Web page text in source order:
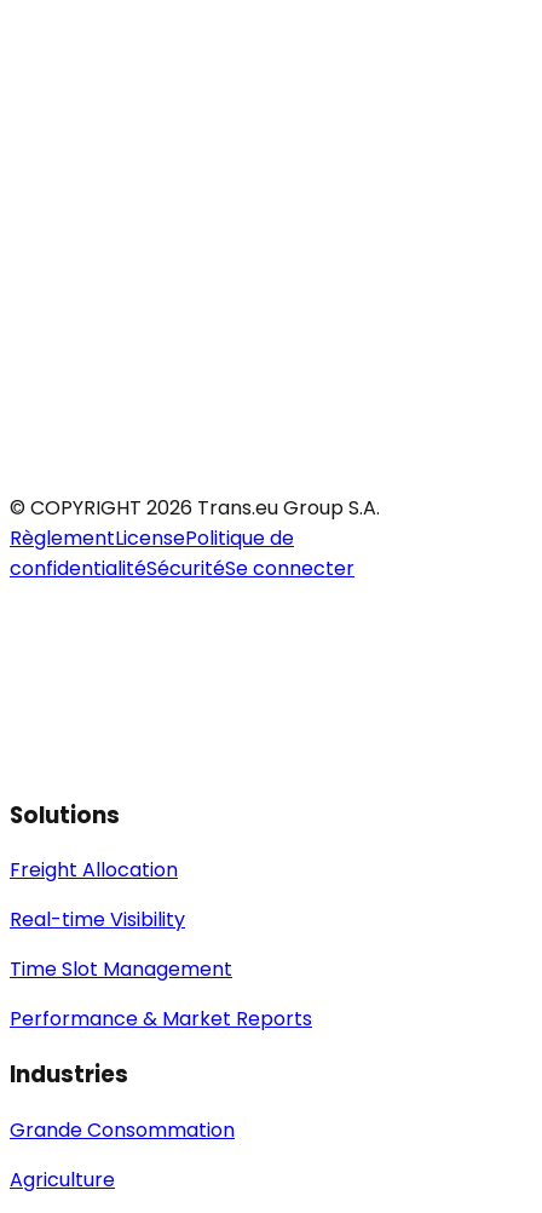
© COPYRIGHT 2026 Trans.eu Group S.A.
RèglementLicensePolitique de
confidentialitéSécuritéSe connecter
Solutions
Freight Allocation
Real-time Visibility
Time Slot Management
Performance & Market Reports
Industries
Grande Consommation
Agriculture